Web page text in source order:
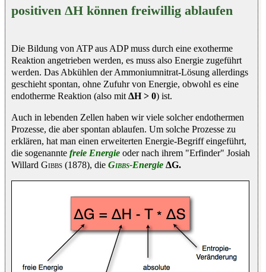
positiven ΔH können freiwillig ablaufen
Die Bildung von ATP aus ADP muss durch eine exotherme
Reaktion angetrieben werden, es muss also Energie zugeführt
werden. Das Abkühlen der Ammoniumnitrat-Lösung allerdings
geschieht spontan, ohne Zufuhr von Energie, obwohl es eine
endotherme Reaktion (also mit ΔH > 0) ist.
Auch in lebenden Zellen haben wir viele solcher endothermen
Prozesse, die aber spontan ablaufen. Um solche Prozesse zu
erklären, hat man einen erweiterten Energie-Begriff eingeführt,
die sogenannte freie Energie oder nach ihrem "Erfinder" Josiah
Willard Gibbs (1878), die Gibbs-Energie ΔG.